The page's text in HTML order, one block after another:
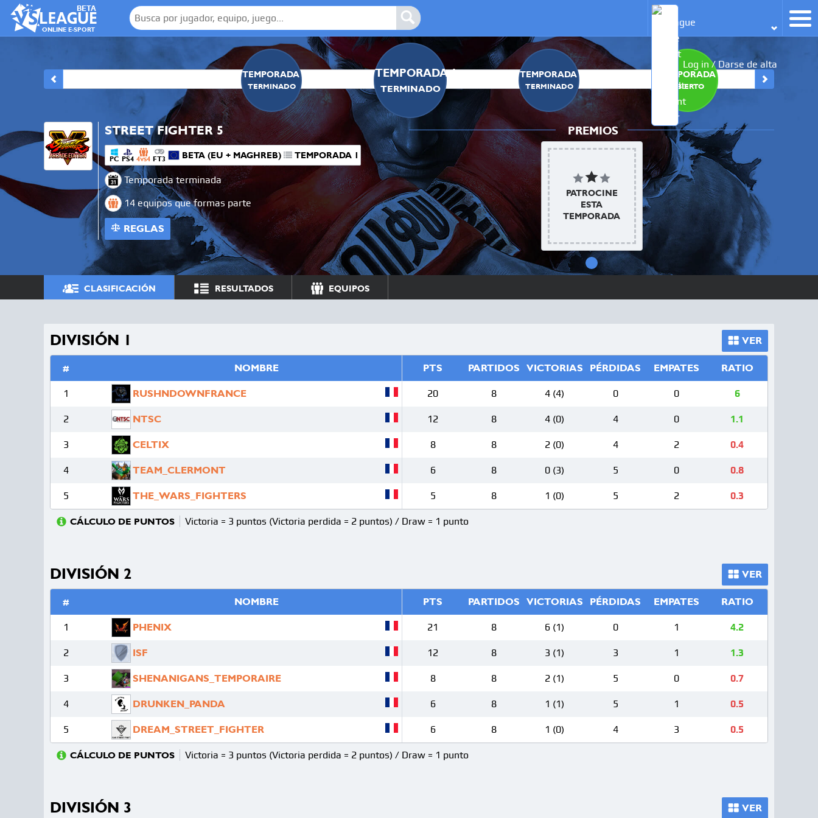
BETA
ONLINE E-SPORT
Log in / Darse de alta
TEMPORADA 0
TERMINADO
TEMPORADA 1
TERMINADO
TEMPORADA 2
TERMINADO
TEMPORADA 3
ABIERTO
STREET FIGHTER 5
PC PS4 4VS4 FT3 BETA (EU + MAGHREB) TEMPORADA 1
Temporada terminada
14 equipos que formas parte
REGLAS
PREMIOS
PATROCINE
ESTA
TEMPORADA
CLASIFICACIÓN RESULTADOS EQUIPOS
DIVISIÓN 1 VER
# NOMBRE PTS PARTIDOS VICTORIAS PÉRDIDAS EMPATES RATIO
1 RUSHNDOWNFRANCE 20 8 4 (4) 0 0 6
2 NTSC 12 8 4 (0) 4 0 1.1
3 CELTIX 8 8 2 (0) 4 2 0.4
4 TEAM_CLERMONT 6 8 0 (3) 5 0 0.8
5 THE_WARS_FIGHTERS 5 8 1 (0) 5 2 0.3
CÁLCULO DE PUNTOS Victoria = 3 puntos (Victoria perdida = 2 puntos) / Draw = 1 punto
DIVISIÓN 2 VER
# NOMBRE PTS PARTIDOS VICTORIAS PÉRDIDAS EMPATES RATIO
1 PHENIX 21 8 6 (1) 0 1 4.2
2 ISF 12 8 3 (1) 3 1 1.3
3 SHENANIGANS_TEMPORAIRE 8 8 2 (1) 5 0 0.7
4 DRUNKEN_PANDA 6 8 1 (1) 5 1 0.5
5 DREAM_STREET_FIGHTER 6 8 1 (0) 4 3 0.5
CÁLCULO DE PUNTOS Victoria = 3 puntos (Victoria perdida = 2 puntos) / Draw = 1 punto
DIVISIÓN 3 VER